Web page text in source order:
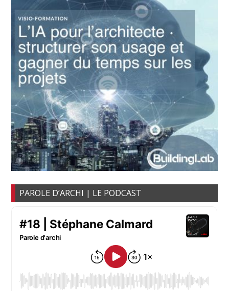
PAROLE D’ARCHI | LE PODCAST